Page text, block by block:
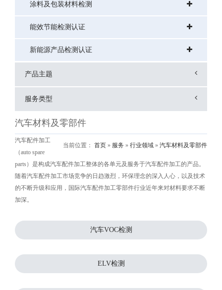
涂料及包装材料检测
能效节能检测认证
新能源产品检测认证
产品主题
服务类型
汽车材料及零部件
当前位置： 首页 » 服务 » 行业领域 » 汽车材料及零部件
汽车配件加工
（auto spare
parts）是构成汽车配件加工整体的各单元及服务于汽车配件加工的产品。
随着汽车配件加工市场竞争的日趋激烈，环保理念的深入人心，以及技术
的不断升级和应用，国际汽车配件加工零部件行业近年来对材料要求不断
加深。
汽车VOC检测
ELV检测